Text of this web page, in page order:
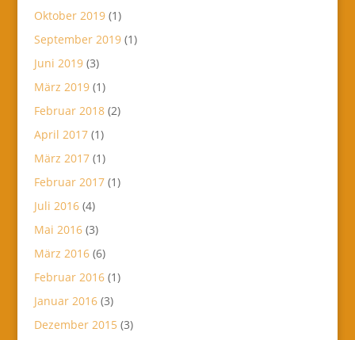
Oktober 2019(1)
September 2019(1)
Juni 2019(3)
März 2019(1)
Februar 2018(2)
April 2017(1)
März 2017(1)
Februar 2017(1)
Juli 2016(4)
Mai 2016(3)
März 2016(6)
Februar 2016(1)
Januar 2016(3)
Dezember 2015 (3)